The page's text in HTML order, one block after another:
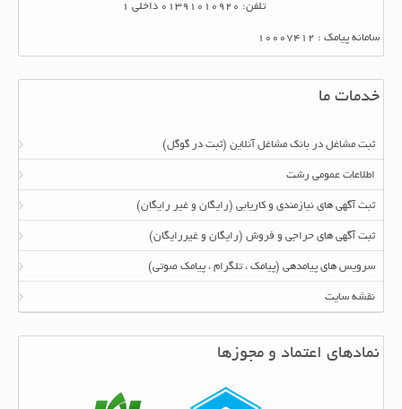
تلفن: 01391010920 داخلی 1
سامانه پیامک : 10007412
خدمات ما
ثبت مشاغل در بانک مشاغل آنلاین (ثبت در گوگل)
اطلاعات عمومی رشت
ثبت آگهی های نیازمندی و کاریابی (رایگان و غیر رایگان)
ثبت آگهی های حراجی و فروش (رایگان و غیررایگان)
سرویس های پیامدهی (پیامک ، تلگرام ، پیامک صوتی)
نقشه سایت
نمادهای اعتماد و مجوزها